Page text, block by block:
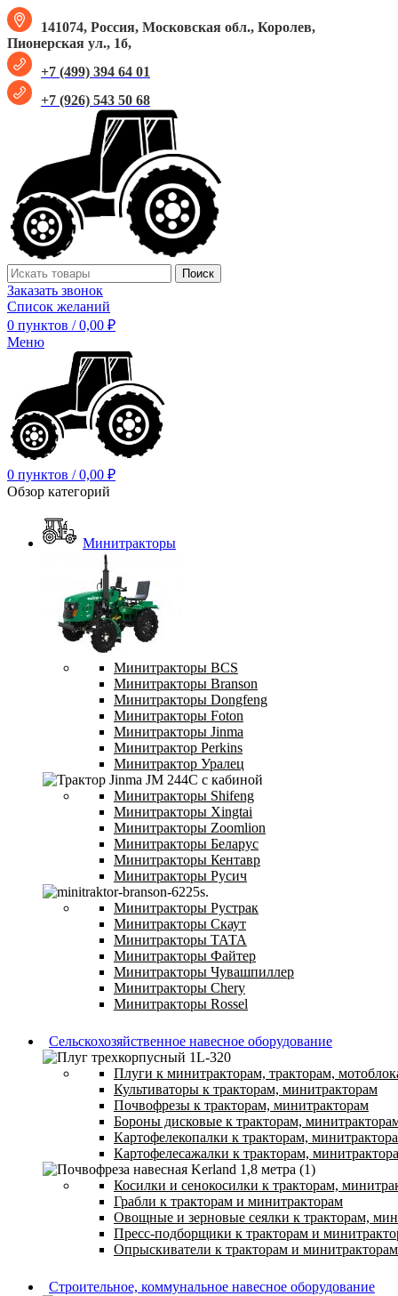
141074, Россия, Московская обл., Королев,
Пионерская ул., 1б,
+7 (499) 394 64 01
+7 (926) 543 50 68
Поиск
Заказать звонок
Список желаний
0 пунктов / 0,00 ₽
Меню
0 пунктов / 0,00 ₽
Обзор категорий
Минитракторы
Минитракторы BCS
Минитракторы Branson
Минитракторы Dongfeng
Минитракторы Foton
Минитракторы Jinma
Минитрактор Perkins
Минитрактор Уралец
Минитракторы Shifeng
Минитракторы Xingtai
Минитракторы Zoomlion
Минитракторы Беларус
Минитракторы Кентавр
Минитракторы Русич
Минитракторы Рустрак
Минитракторы Скаут
Минитракторы ТАТА
Минитракторы Файтер
Минитракторы Чувашпиллер
Минитракторы Chery
Минитракторы Rossel
Сельскохозяйственное навесное оборудование
Плуги к минитракторам, тракторам,
Культиваторы к тракторам, минитракторам
Почвофрезы к тракторам, минитракторам
Бороны дисковые к тракторам,
Картофелекопалки к тракторам,
Картофелесажалки к тракторам,
Косилки и сенокосилки к тракторам,
Грабли к тракторам и минитракторам
Овощные и зерновые сеялки к тракторам,
Пресс-подборщики к тракторам и
Опрыскиватели к тракторам и минитракторам
Строительное, коммунальное навесное оборудование